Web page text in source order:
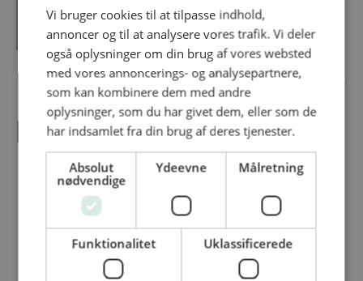
SE MERE OM SIKA FOOTWEAR
FLERE PRODUKTER
Knorr Intense Flavours Caramelised Umami –
Flydende smagssætter, der giver wow-effekt i
Vi bruger cookies til at tilpasse indhold,
annoncer og til at analysere vores trafik. Vi deler
også oplysninger om din brug af vores websted
med vores annoncerings- og analysepartnere,
som kan kombinere dem med andre
oplysninger, som du har givet dem, eller som de
har indsamlet fra din brug af deres tjenester.
Absolut
nødvendige
Ydeevne Målretning
Funktionalitet Uklassificerede